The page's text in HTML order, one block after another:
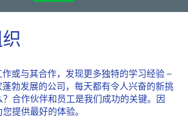
作或与其合作，发现更多独特的学习经验 –
蓬勃发展的公司，每天都有令人兴奋的新挑
合作伙伴和员工是我们成功的关键。因
提供最好的体验。